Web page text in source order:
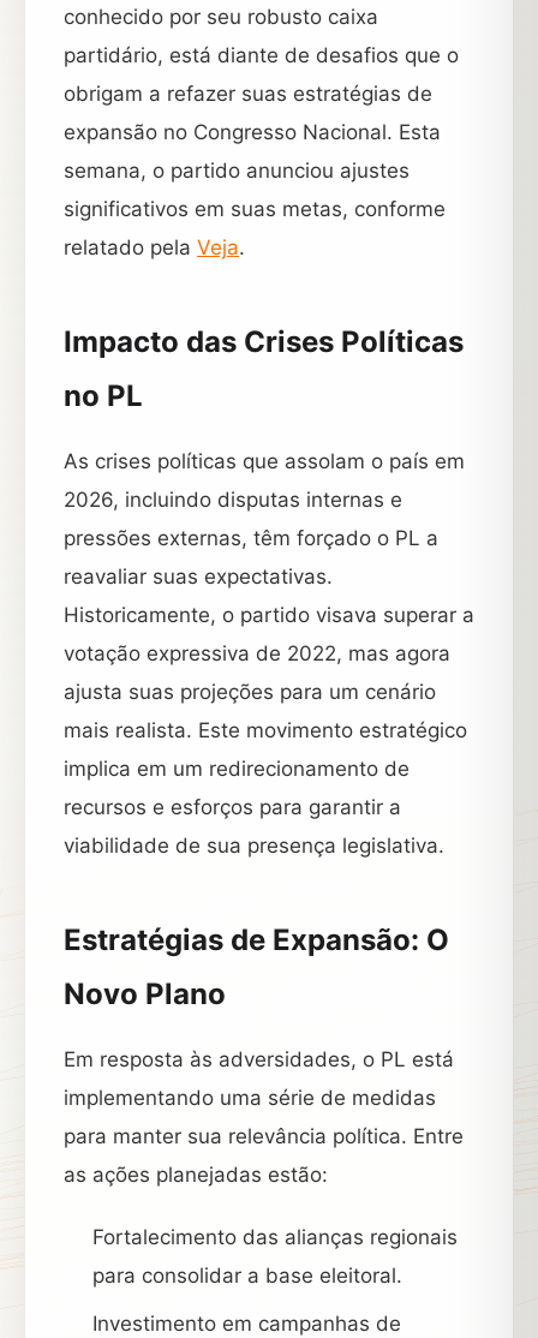
conhecido por seu robusto caixa
partidário, está diante de desafios que o
obrigam a refazer suas estratégias de
expansão no Congresso Nacional. Esta
semana, o partido anunciou ajustes
significativos em suas metas, conforme
relatado pela Veja.
Impacto das Crises Políticas
no PL
As crises políticas que assolam o país em
2026, incluindo disputas internas e
pressões externas, têm forçado o PL a
reavaliar suas expectativas.
Historicamente, o partido visava superar a
votação expressiva de 2022, mas agora
ajusta suas projeções para um cenário
mais realista. Este movimento estratégico
implica em um redirecionamento de
recursos e esforços para garantir a
viabilidade de sua presença legislativa.
Estratégias de Expansão: O
Novo Plano
Em resposta às adversidades, o PL está
implementando uma série de medidas
para manter sua relevância política. Entre
as ações planejadas estão:
Fortalecimento das alianças regionais
para consolidar a base eleitoral.
Investimento em campanhas de